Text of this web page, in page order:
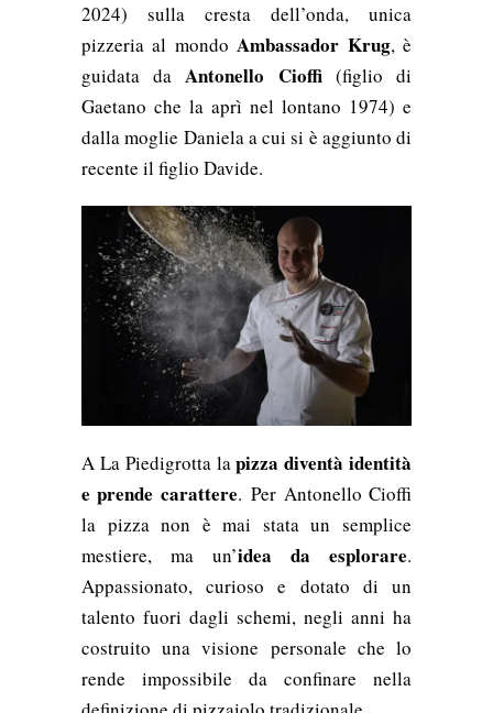
2024) sulla cresta dell’onda, unica
pizzeria al mondoAmbassador Krug, è
guidata daAntonello Cioffi(figlio di
Gaetano che la aprì nel lontano 1974) e
dalla moglie Daniela a cui si è aggiunto di
recente il figlio Davide.
A La Piedigrotta lapizza diventà identità
e prende carattere. Per Antonello Cioffi
la pizza non è mai stata un semplice
mestiere, ma un’idea da esplorare.
Appassionato, curioso e dotato di un
talento fuori dagli schemi, negli anni ha
costruito una visione personale che lo
rende impossibile da confinare nella